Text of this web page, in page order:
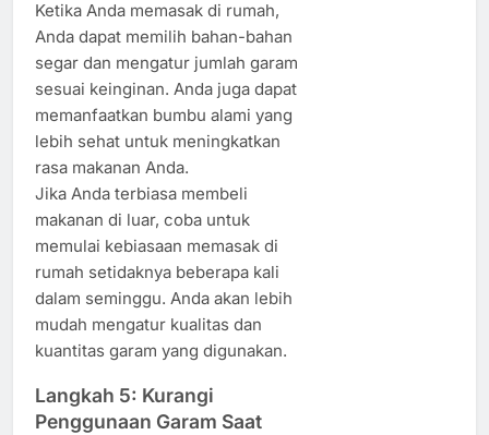
Ketika Anda memasak di rumah,
Anda dapat memilih bahan-bahan
segar dan mengatur jumlah garam
sesuai keinginan. Anda juga dapat
memanfaatkan bumbu alami yang
lebih sehat untuk meningkatkan
rasa makanan Anda.
Jika Anda terbiasa membeli
makanan di luar, coba untuk
memulai kebiasaan memasak di
rumah setidaknya beberapa kali
dalam seminggu. Anda akan lebih
mudah mengatur kualitas dan
kuantitas garam yang digunakan.
Langkah 5: Kurangi
Penggunaan Garam Saat